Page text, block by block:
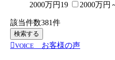
2000万円 19 2000万円
該当件数381件
検索する
VOICE
お客様の声